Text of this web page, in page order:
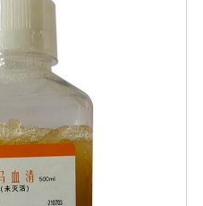
、黄萎病、根腐病等土传
的代谢产物，促进根系生
硅酸盐和含钾矿物的代谢
营养元素的利用；【适用
料包括：畜禽粪便、城市
秸杆、产品加工废弃料
、酒糟）【注意事项】 1.
杀菌剂混合使用，用过农
在喷菌剂。 2.本品如与化肥
于阴凉干燥处保存，避免
个月